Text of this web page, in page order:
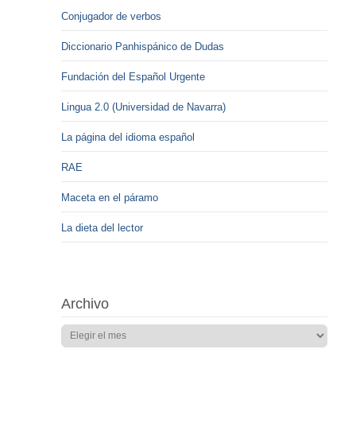
Conjugador de verbos
Diccionario Panhispánico de Dudas
Fundación del Español Urgente
Lingua 2.0 (Universidad de Navarra)
La página del idioma español
RAE
Maceta en el páramo
La dieta del lector
Archivo